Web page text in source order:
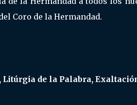
Coro de la Hermandad.
de la Palabra,